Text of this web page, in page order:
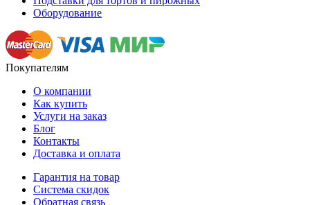
Оборудование
Покупателям
О компании
Как купить
Услуги на заказ
Блог
Контакты
Доставка и оплата
Гарантия на товар
Система скидок
Обратная связь